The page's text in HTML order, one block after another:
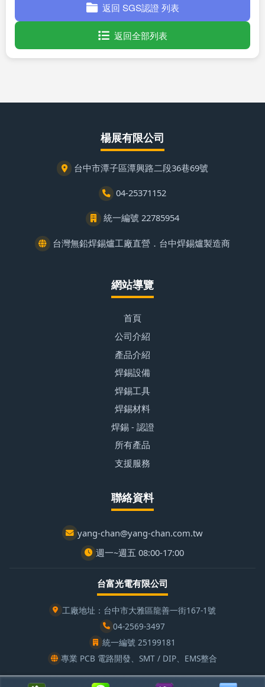
返回 SGS認證 列表
返回全部列表
楊展有限公司
台中市潭子區潭興路二段36巷69號
04-25371152
統一編號 22785954
台灣無鉛焊錫爐工廠直營．台中焊錫爐製造商
網站導覽
首頁
公司介紹
產品介紹
焊錫設備
焊錫工具
焊錫材料
焊錫 - 認證
所有產品
支援服務
聯絡資料
yang-chan@yang-chan.com.tw
週一~週五 08:00-17:00
台富光電有限公司
工廠地址：台中市大雅區龍善一街167-1號
04-2569-3497
統一編號 25199181
專業 PCB 電路開發、SMT / DIP、EMS整合